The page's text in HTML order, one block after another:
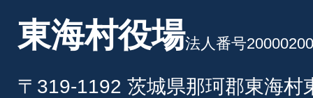
東海村役場法人番号
〒319-1192 茨城県那珂郡東海村